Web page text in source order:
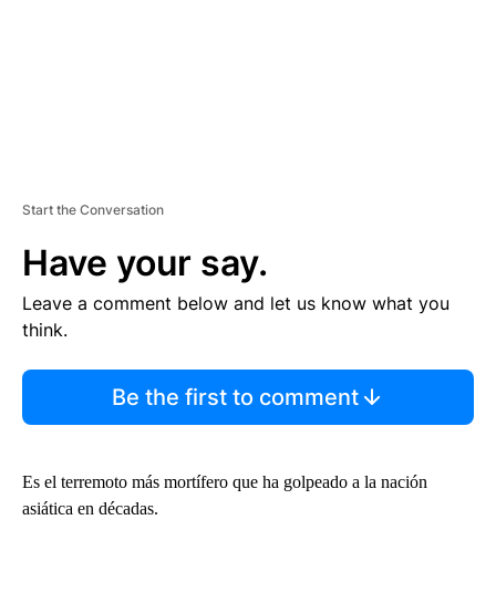
Start the Conversation
Have your say.
Leave a comment below and let us know what you
think.
Be the first to comment
Es el terremoto más mortífero que ha golpeado a la nación
asiática en décadas.